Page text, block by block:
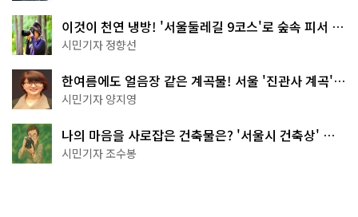
이것이 천연 냉방! '서울둘레길 9코스'로 숲속 피서 떠
나볼까
시민기자 정향선
한여름에도 얼음장 같은 계곡물! 서울 '진관사 계곡'이
천국이네~
시민기자 양지영
나의 마음을 사로잡은 건축물은? '서울시 건축상' 수
상작 공개!
시민기자 조수봉